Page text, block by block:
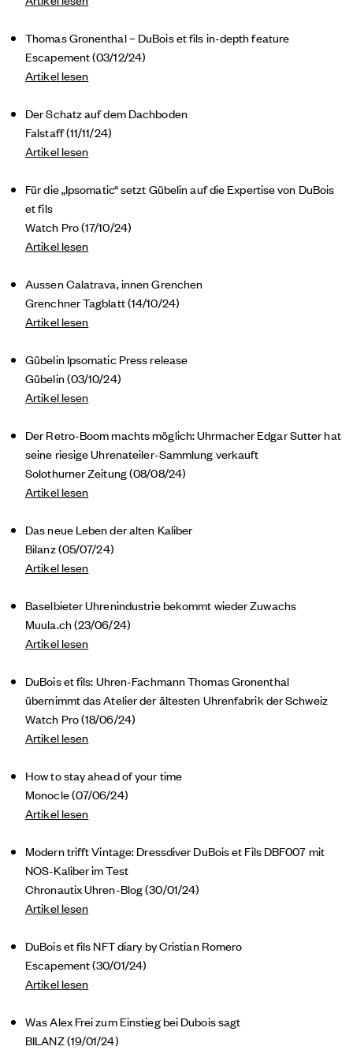
Thomas Gronenthal – DuBois et fils in-depth feature
Escapement (03/12/24)
Artikel lesen
Der Schatz auf dem Dachboden
Falstaff (11/11/24)
Artikel lesen
Für die „Ipsomatic“ setzt Gübelin auf die Expertise von DuBois
et fils
Watch Pro (17/10/24)
Artikel lesen
Aussen Calatrava, innen Grenchen
Grenchner Tagblatt (14/10/24)
Artikel lesen
Gübelin Ipsomatic Press release
Gübelin (03/10/24)
Artikel lesen
Der Retro-Boom machts möglich: Uhrmacher Edgar Sutter hat
seine riesige Uhrenateiler-Sammlung verkauft
Solothurner Zeitung (08/08/24)
Artikel lesen
Das neue Leben der alten Kaliber
Bilanz (05/07/24)
Artikel lesen
Baselbieter Uhrenindustrie bekommt wieder Zuwachs
Muula.ch (23/06/24)
Artikel lesen
DuBois et fils: Uhren-Fachmann Thomas Gronenthal
übernimmt das Atelier der ältesten Uhrenfabrik der Schweiz
Watch Pro (18/06/24)
Artikel lesen
How to stay ahead of your time
Monocle (07/06/24)
Artikel lesen
Modern trifft Vintage: Dressdiver DuBois et Fils DBF007 mit
NOS-Kaliber im Test
Chronautix Uhren-Blog (30/01/24)
Artikel lesen
DuBois et fils NFT diary by Cristian Romero
Escapement (30/01/24)
Artikel lesen
Was Alex Frei zum Einstieg bei Dubois sagt
BILANZ (19/01/24)